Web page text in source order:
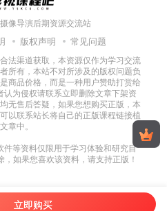
像导演后期资源交流站
版权声明 常见问题
法渠道获取，本资源仅作为学习交流
所有，本站不对所涉及的版权问题负
商品价格，而是一种用户赞助打赏给
为侵权请联系立即删除文章下架资
无售后答疑，如果您想购买正版，本
以联系站长将自己的正版课程链接植
章中。
等资料仅限用于学习体验和研究目
如果您喜欢该资料，请支持正版！
立即购买